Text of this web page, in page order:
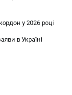
у 2026 році
в Україні